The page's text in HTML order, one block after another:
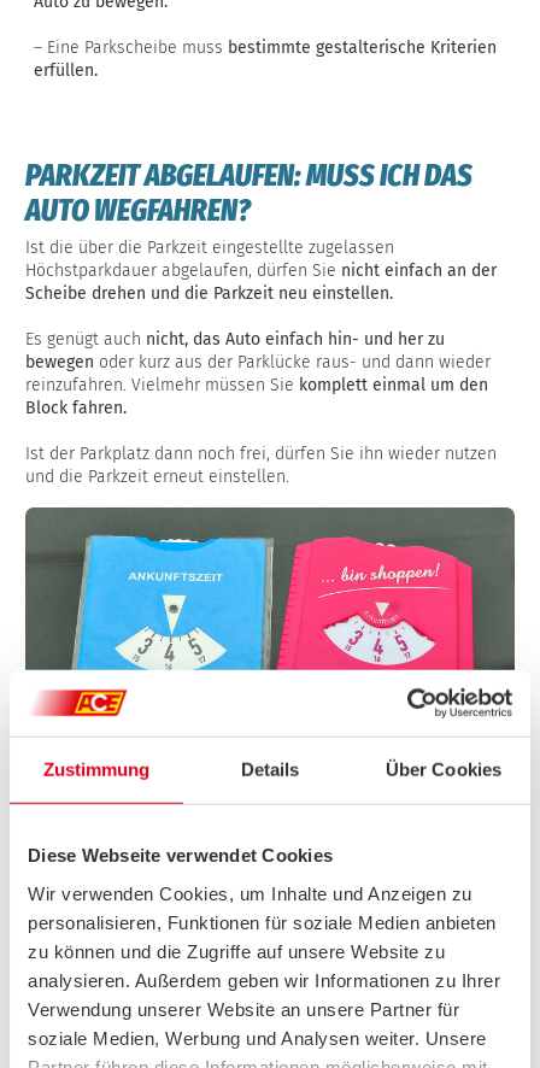
Zustimmung Details Über Cookies
Diese Webseite verwendet Cookies
Wir verwenden Cookies, um Inhalte und Anzeigen zu
personalisieren, Funktionen für soziale Medien anbieten
zu können und die Zugriffe auf unsere Website zu
analysieren. Außerdem geben wir Informationen zu Ihrer
Verwendung unserer Website an unsere Partner für
soziale Medien, Werbung und Analysen weiter. Unsere
– Eine Parkscheibe muss bestimmte gestalterische Kriterien
erfüllen.
PARKZEIT ABGELAUFEN: MUSS ICH DAS
AUTO WEGFAHREN?
Ist die über die Parkzeit eingestellte zugelassen
Höchstparkdauer abgelaufen, dürfen Sie nicht einfach an der
Scheibe drehen und die Parkzeit neu einstellen.
Es genügt auch nicht, das Auto einfach hin- und her zu
bewegen oder kurz aus der Parklücke raus- und dann wieder
reinzufahren. Vielmehr müssen Sie komplett einmal um den
Block fahren.
Ist der Parkplatz dann noch frei, dürfen Sie ihn wieder nutzen
und die Parkzeit erneut einstellen.
FARBE, MASSE, SCHRIFT: SO MUSS EINE P
ARKSCHEIBE GESTALTET SEIN
Straßenverkehrsordnung (StVO)und muss folgende Kriterien
erfüllen:
– Eine Parkscheibe muss in einem normierten Blau (DIN 6171)
und weiß ausgeführt sein.
– Eine Parkscheibe muss 11 cm breit und 15 cm hoch sein.
– In der unteren Hälfte muss das Verkehrszeichen „P“ in weiß
auf blauem Grund abgedruckt sein, oben muss das Wort